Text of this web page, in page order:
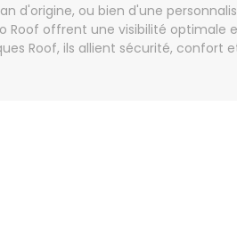
d'origine, ou bien d'une
Roof offrent une visibilité
Roof, ils allient sécurité, confort